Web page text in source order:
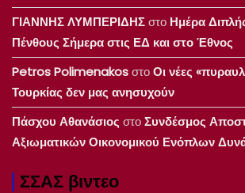
ΓΙΑΝΝΗΣ ΛΥΜΠΕΡΙΔΗΣστο Ημέρα
Πένθους Σήμερα στις ΕΔ και στο Έθνος
Petros PolimenakosστοΟι νέες
Τουρκίας δεν μας ανησυχούν
Πάσχου Αθανάσιος στοΣυνδέσμος
Αξιωματικών Οικονομικού Ενόπλων
ΣΣΑΣ βιντεο